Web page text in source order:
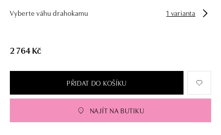
Vyberte váhu drahokamu 1 varianta
2 764 Kč
PŘIDAT DO KOŠÍKU
NAJÍT NA BUTIKU